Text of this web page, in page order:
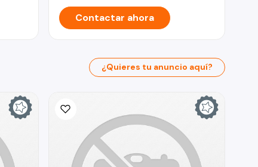
Contactar ahora
¿Quieres tu anuncio aquí?